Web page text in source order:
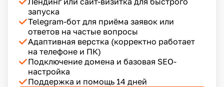
запуска
Telegram-бот для приёма заявок или
ответов на частые вопросы
Адаптивная верстка (корректно работает
на телефоне и ПК)
Подключение домена и базовая SEO-
настройка
Поддержка и помощь 14 дней